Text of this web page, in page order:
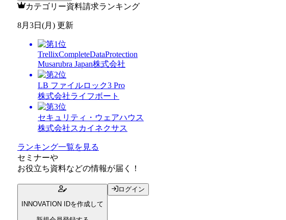
カテゴリー資料請求ランキング
8月3日(月) 更新
TrellixCompleteDataProtection
Musarubra Japan株式会社
LB ファイルロック3 Pro
株式会社ライフボート
セキュリティ・ウェアハウス
株式会社スカイネクサス
ランキング一覧を見る
セミナーや
お役立ち資料などの情報が届く！
INNOVATION IDを作成して
ログイン